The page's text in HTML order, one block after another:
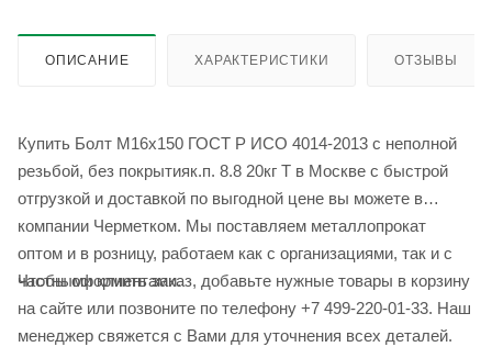
ОПИСАНИЕ ХАРАКТЕРИСТИКИ ОТЗЫВЫ
Купить Болт М16x150 ГОСТ Р ИСО 4014-2013 с неполной
резьбой, без покрытияк.п. 8.8 20кг Т в Москве с быстрой
отгрузкой и доставкой по выгодной цене вы можете в
компании Черметком. Мы поставляем металлопрокат
оптом и в розницу, работаем как с организациями, так и с
частными клиентами.
Чтобы оформить заказ, добавьте нужные товары в корзину
на сайте или позвоните по телефону +7 499-220-01-33. Наш
менеджер свяжется с Вами для уточнения всех деталей.